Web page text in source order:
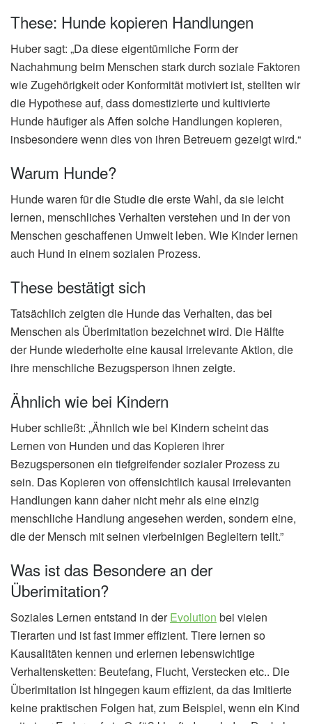
These: Hunde kopieren Handlungen
Huber sagt: „Da diese eigentümliche Form der
Nachahmung beim Menschen stark durch soziale Faktoren
wie Zugehörigkeit oder Konformität motiviert ist, stellten wir
die Hypothese auf, dass domestizierte und kultivierte
Hunde häufiger als Affen solche Handlungen kopieren,
insbesondere wenn dies von ihren Betreuern gezeigt wird.“
Warum Hunde?
Hunde waren für die Studie die erste Wahl, da sie leicht
lernen, menschliches Verhalten verstehen und in der von
Menschen geschaffenen Umwelt leben. Wie Kinder lernen
auch Hund in einem sozialen Prozess.
These bestätigt sich
Tatsächlich zeigten die Hunde das Verhalten, das bei
Menschen als Überimitation bezeichnet wird. Die Hälfte
der Hunde wiederholte eine kausal irrelevante Aktion, die
ihre menschliche Bezugsperson ihnen zeigte.
Ähnlich wie bei Kindern
Huber schließt: „Ähnlich wie bei Kindern scheint das
Lernen von Hunden und das Kopieren ihrer
Bezugspersonen ein tiefgreifender sozialer Prozess zu
sein. Das Kopieren von offensichtlich kausal irrelevanten
Handlungen kann daher nicht mehr als eine einzig
menschliche Handlung angesehen werden, sondern eine,
die der Mensch mit seinen vierbeinigen Begleitern teilt.”
Was ist das Besondere an der
Überimitation?
Soziales Lernen entstand in derEvolution bei vielen
Tierarten und ist fast immer effizient. Tiere lernen so
Kausalitäten kennen und erlernen lebenswichtige
Verhaltensketten: Beutefang, Flucht, Verstecken etc.. Die
Überimitation ist hingegen kaum effizient, da das Imitierte
keine praktischen Folgen hat, zum Beispiel, wenn ein Kind